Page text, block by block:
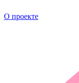
О проекте